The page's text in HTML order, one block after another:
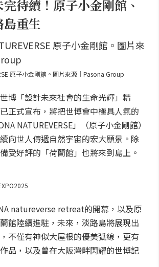
待續！原子小金剛館、
重生
原子小金剛館。圖片來源｜Pasona Group
博「設計未來社會的生命光輝」精
正式宣布，將把世博會中極具人氣的
NATUREVERSE」（原子小金剛館）
向世人傳遞自然宇宙的宏大願景。除
受好評的「荷蘭館」也將來到島上。
natureverse retreat的開幕，以及原
館陸續進駐，未來，淡路島將展現出
不僅有神似大屋根的優美弧線，更有
品，以及曾在大阪灣畔閃耀的世博記